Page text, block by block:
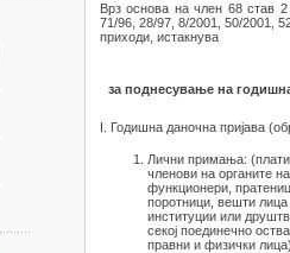
Врз основа на член 68 став
71/96, 28/97, 8/2001, 50/2001,
приходи, истакнува
за поднесување на
I. Годишна даночна пријава
Лични примања:
членови на органите
функционери,
поротници, вешти лица
институции или
секој поединечно
правни и физички